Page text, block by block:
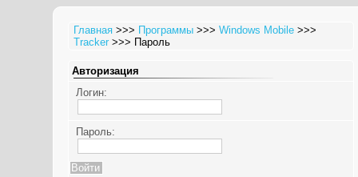
Главная >>> Программы >>>Windows Mobile >>>
Tracker >>> Пароль
Авторизация
Логин:
Пароль: